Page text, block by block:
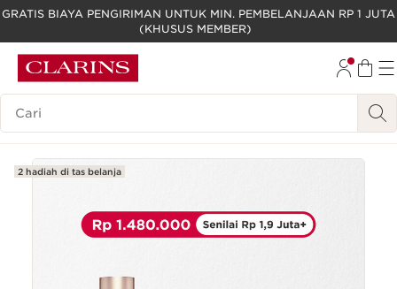
LEWATI KE KONTEN
GO TO FOOTER
GRATIS BIAYA PENGIRIMAN UNTUK MIN. PEMBELANJAAN RP 1 JUTA
(KHUSUS MEMBER)
Legenda Pencarian
2 hadiah di tas belanja